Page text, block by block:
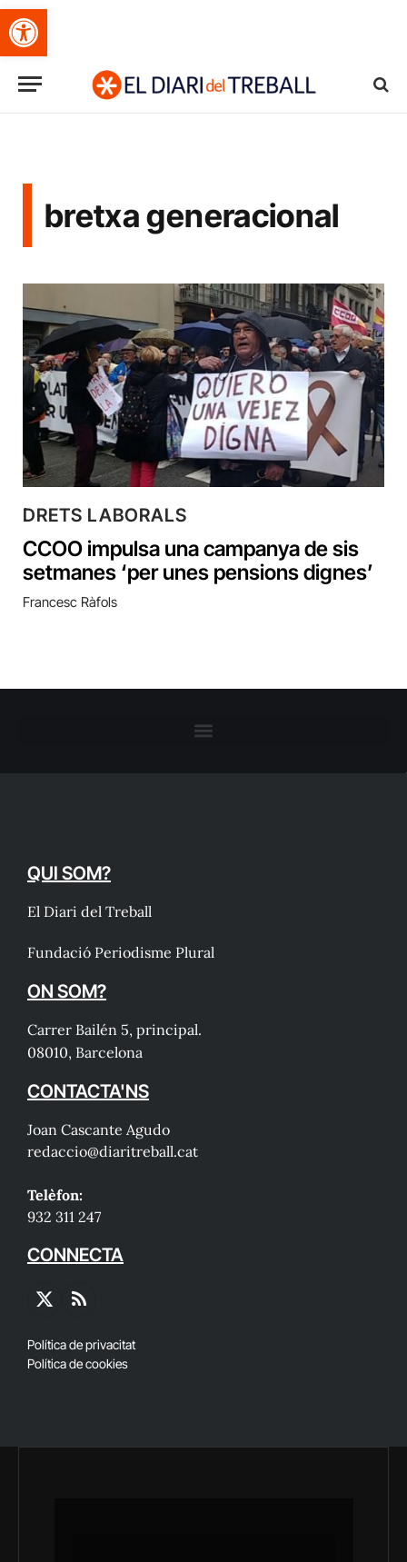
Obre la barra d'eines
bretxa generacional
DRETS LABORALS
CCOO impulsa una campanya de sis
setmanes ‘per unes pensions dignes’
Francesc Ràfols
QUI SOM?
El Diari del Treball
Fundació Periodisme Plural
ON SOM?
Carrer Bailén 5, principal.
08010, Barcelona
CONTACTA'NS
Joan Cascante Agudo
redaccio@diaritreball.cat
Telèfon:
932 311 247
CONNECTA
X
RSS
Política de privacitat
Política de cookies